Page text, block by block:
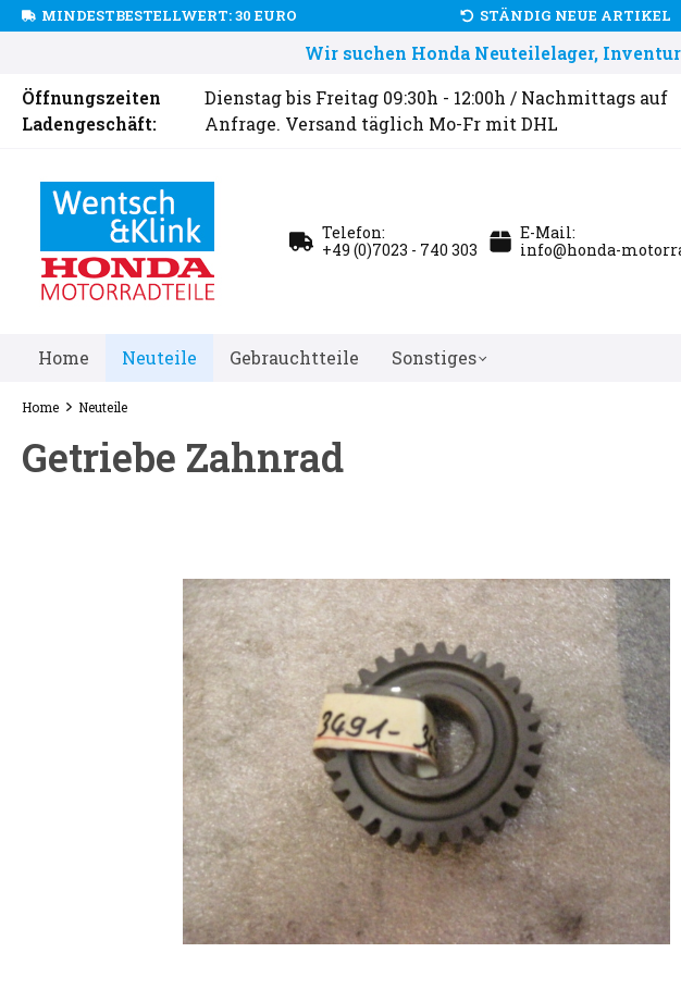
MINDESTBESTELLWERT: 30 EURO STÄNDIG NEUE ARTIKEL
Wir suchen Honda Neuteilelager,
Öffnungszeiten
Ladengeschäft:
Dienstag bis Freitag 09:30h - 12:00h / Nachmittags auf
Anfrage. Versand täglich Mo-Fr mit DHL
Telefon:
+49 (0)7023 - 740 303
E-Mail:
info@honda-
Home Neuteile Gebrauchtteile Sonstiges
Home Neuteile
Getriebe Zahnrad